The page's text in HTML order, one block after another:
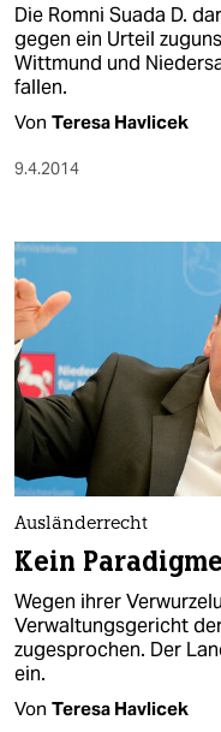
shop
fragen & hilfe
unterstützen
abo
epaper login
Die Romni Suada D.
gegen ein Urteil
Wittmund und
fallen.
Von Teresa Havlicek
9.4.2014
Ausländerrecht
Kein
Wegen ihrer
Verwaltungsgericht
zugesprochen. Der
ein.
Von Teresa Havlicek